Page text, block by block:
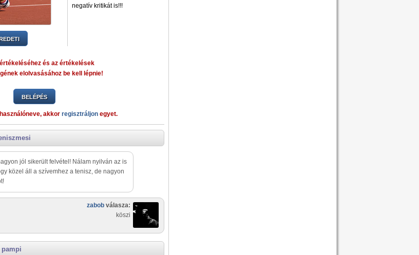
negatív kritikát is!!!
és az értékelések
elolvasásához be kell lépnie!
BELÉPÉS
akkor regisztráljon egyet.
jól sikerült felvétel! Nálam nyilván az is
közel áll a szívemhez a tenisz, de nagyon
zabob válasza:
köszi
pampi